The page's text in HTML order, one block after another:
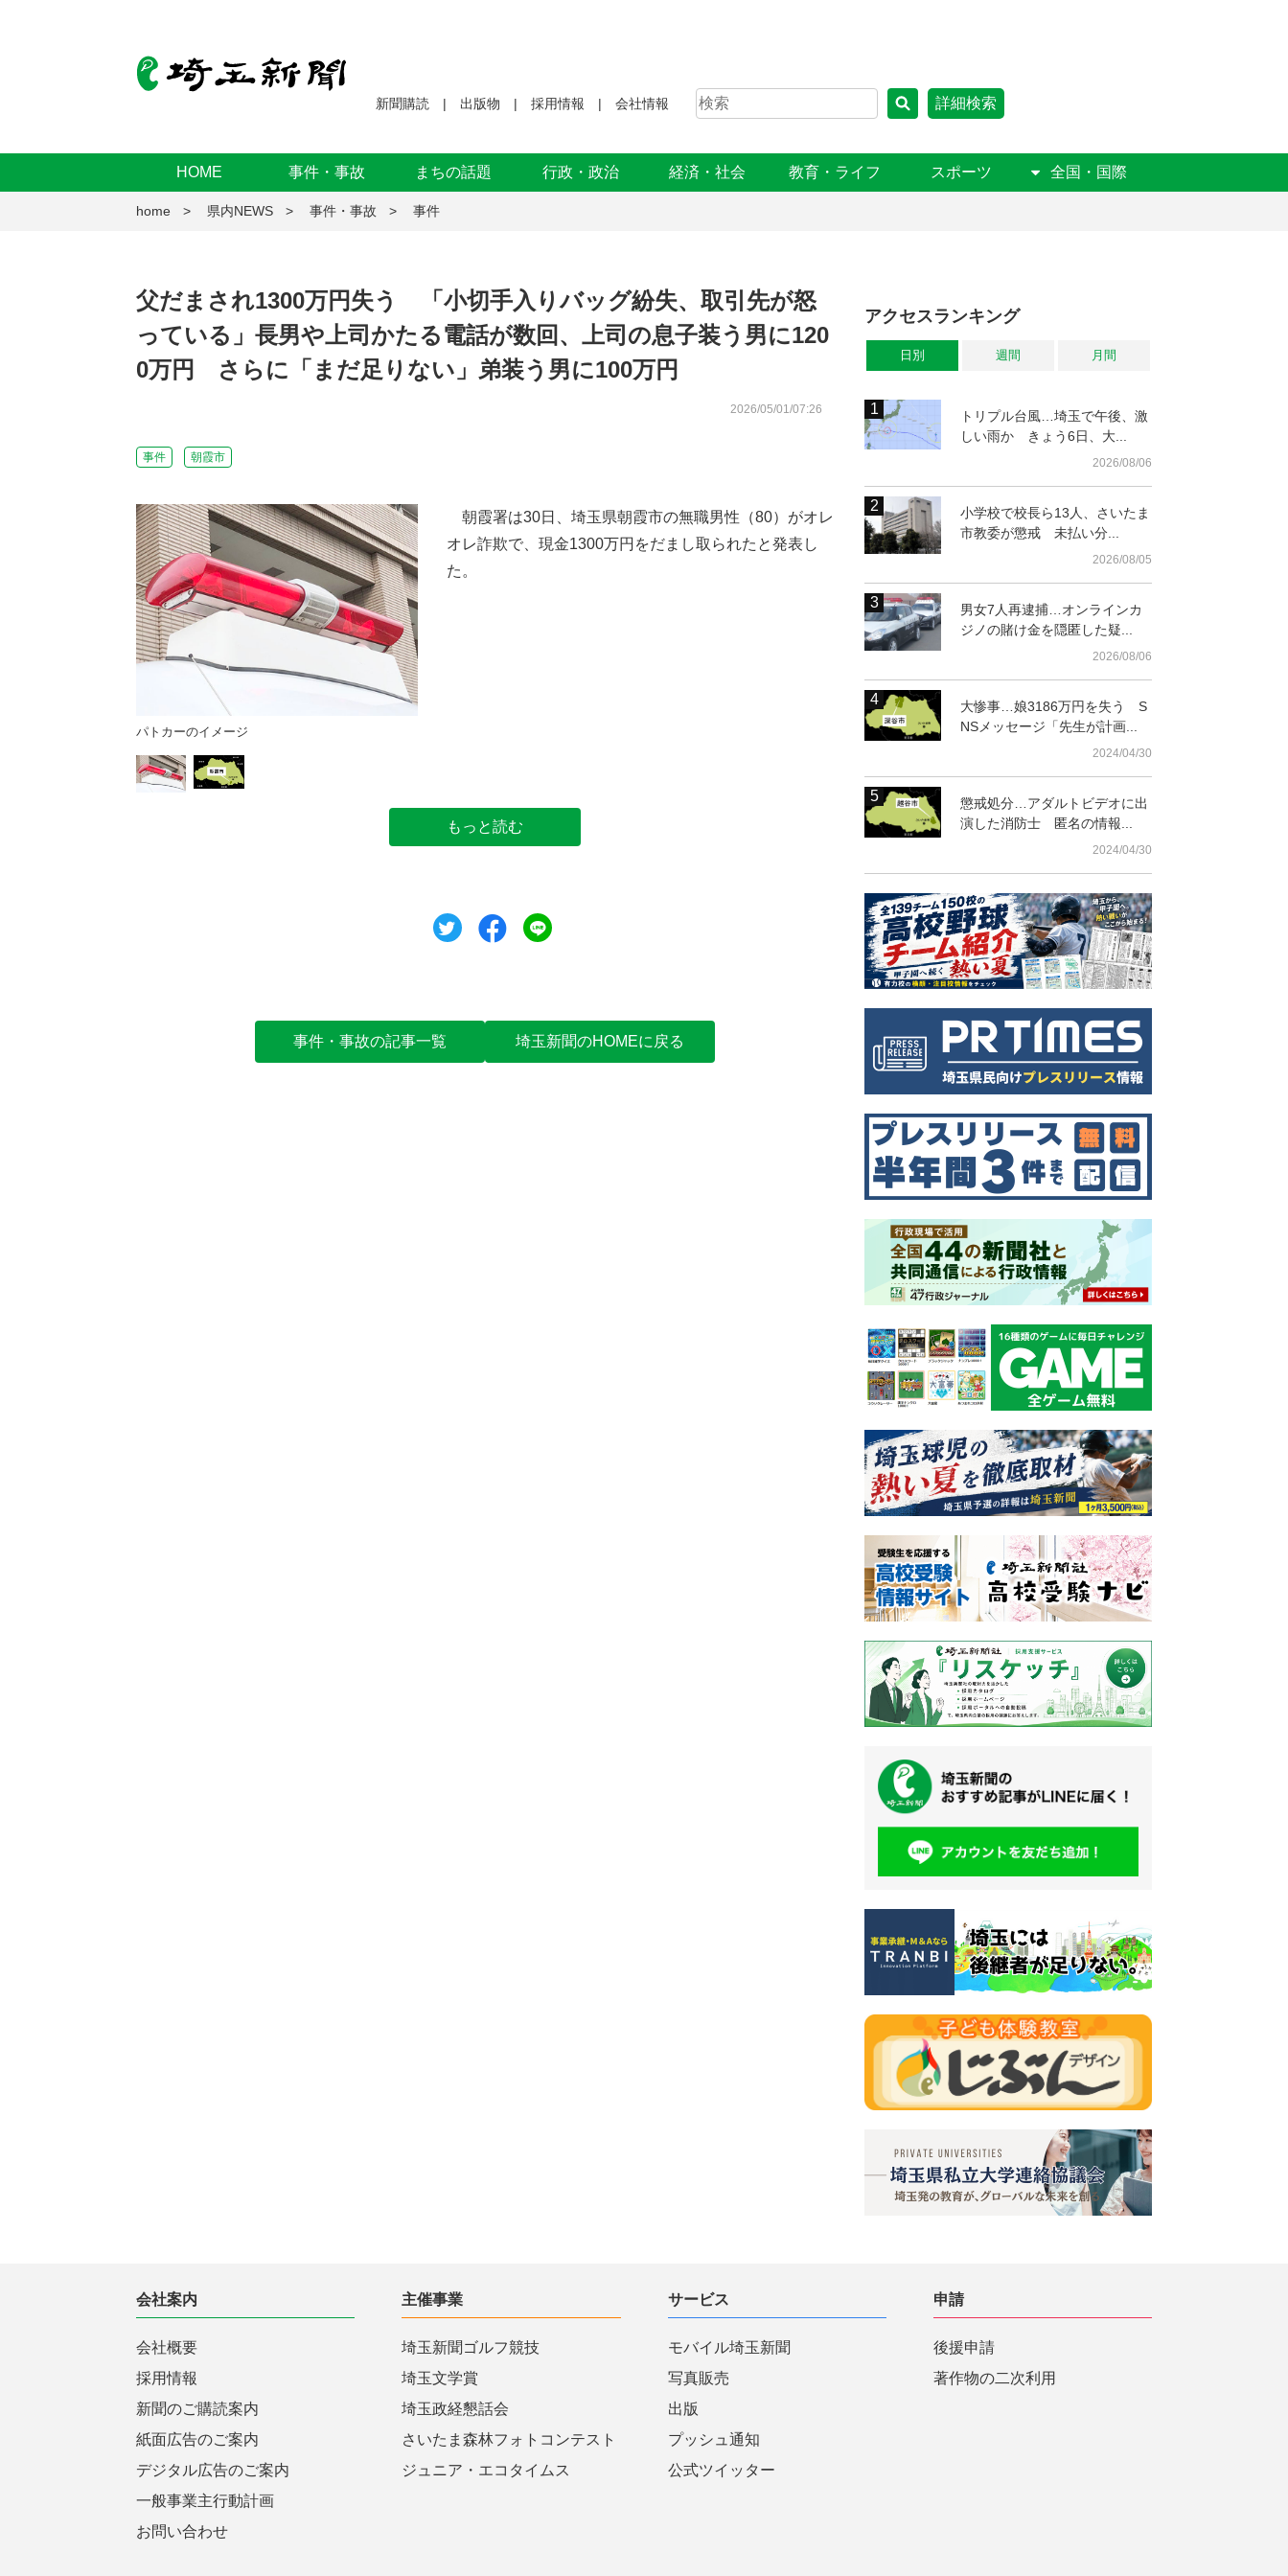
新聞購読 出版物 採用情報 会社情報 詳細検索
HOME 事件・事故 まちの話題 行政・政治 経済・社会 教育・ライフ スポーツ 全国・国際
home 県内NEWS 事件・事故 事件
父だまされ1300万円失う 「小切手入りバッグ紛失、取引先が怒
っている」長男や上司かたる電話が数回、上司の息子装う男に120
0万円 さらに「まだ足りない」弟装う男に100万円
2026/05/01/07:26
事件 朝霞市
パトカーのイメージ
朝霞署は30日、埼玉県朝霞市の無職男性（80）がオレ
オレ詐欺で、現金1300万円をだまし取られたと発表し
た。
もっと読む
ツイートシェア
事件・事故の記事一覧 埼玉新聞のHOMEに戻る
アクセスランキング
日別 週間 月間
トリプル台風…埼玉で午後、激
しい雨か きょう6日、大...
2026/08/06
小学校で校長ら13人、さいたま
市教委が懲戒 未払い分...
2026/08/05
男女7人再逮捕…オンラインカ
ジノの賭け金を隠匿した疑...
2026/08/06
大惨事…娘3186万円を失う S
NSメッセージ「先生が計画...
2024/04/30
懲戒処分…アダルトビデオに出
演した消防士 匿名の情報...
2024/04/30
会社案内
会社概要
採用情報
新聞のご購読案内
紙面広告のご案内
デジタル広告のご案内
一般事業主行動計画
お問い合わせ
主催事業
埼玉新聞ゴルフ競技
埼玉文学賞
埼玉政経懇話会
さいたま森林フォトコンテスト
ジュニア・エコタイムス
サービス
モバイル埼玉新聞
写真販売
出版
プッシュ通知
公式ツイッター
申請
後援申請
著作物の二次利用